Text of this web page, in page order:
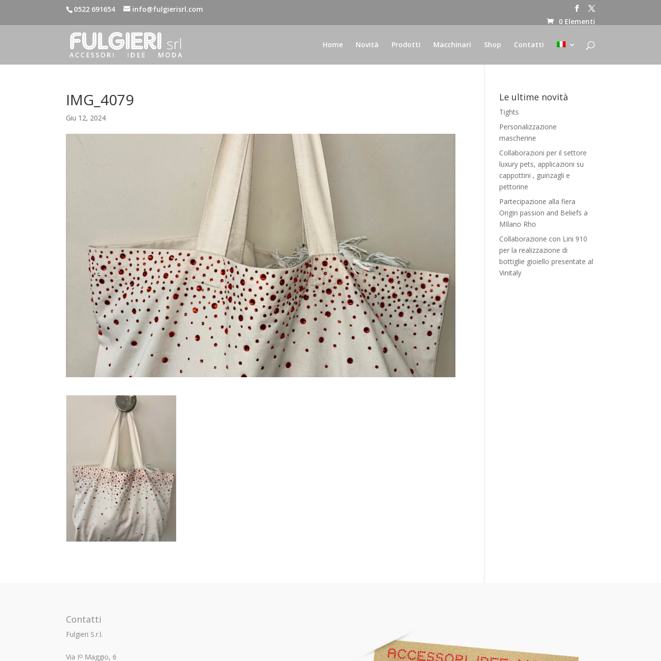
0522 691654
info@fulgierisrl.com
0 Elementi
Home Novità Prodotti Macchinari Shop Contatti
IMG_4079
Giu 12, 2024
Le ultime novità
Tights
Personalizzazione
mascherine
Collaborazioni per il settore
luxury pets, applicazioni su
cappottini , guinzagli e
pettorine
Partecipazione alla fiera
Origin passion and Beliefs a
MIlano Rho
Collaborazione con Lini 910
per la realizzazione di
bottiglie gioiello presentate al
Vinitaly
Contatti
Fulgieri S.r.l.
Via Iᴼ Maggio, 6